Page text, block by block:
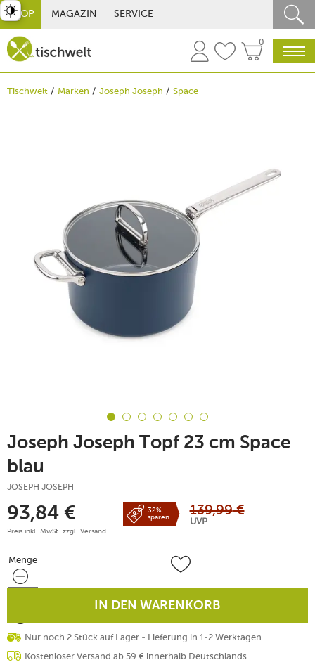
SHOP MAGAZIN SERVICE
0
Tischwelt Marken Joseph Joseph Space
Joseph Joseph Topf 23 cm Space
blau
JOSEPH JOSEPH
93,84 €
Preis inkl. MwSt. zzgl. Versand
32%
sparen
139,99 €
UVP
Menge
Menge
IN DEN WARENKORB
Nur noch 2 Stück auf Lager - Lieferung in 1-2 Werktagen
Kostenloser Versand ab 59 € innerhalb Deutschlands
umschalten